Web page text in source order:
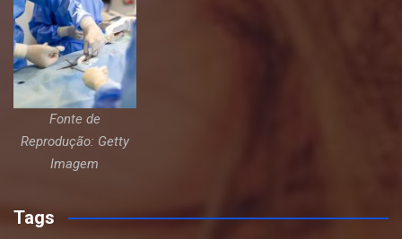
Fonte de
Reprodução: Getty
Imagem
Tags